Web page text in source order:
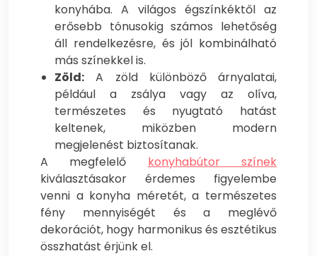
konyhába. A világos égszínkéktől az
erősebb tónusokig számos lehetőség
áll rendelkezésre, és jól kombinálható
más színekkel is.
Zöld: A zöld különböző árnyalatai,
például a zsálya vagy az olíva,
természetes és nyugtató hatást
keltenek, miközben modern
megjelenést biztosítanak.
A megfelelő konyhabútor színek
kiválasztásakor érdemes figyelembe
venni a konyha méretét, a természetes
fény mennyiségét és a meglévő
dekorációt, hogy harmonikus és esztétikus
összhatást érjünk el.